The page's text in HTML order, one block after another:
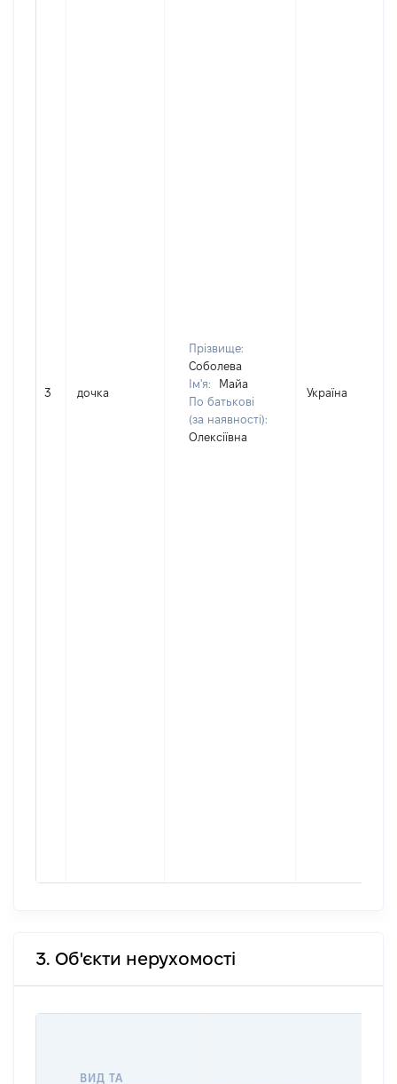
3 дочка
Прізвище:
Соболева
Ім'я:
Майа
По батькові
(за наявності):
Олексіївна
Україна
3. Об'єкти нерухомості
ВИД ТА